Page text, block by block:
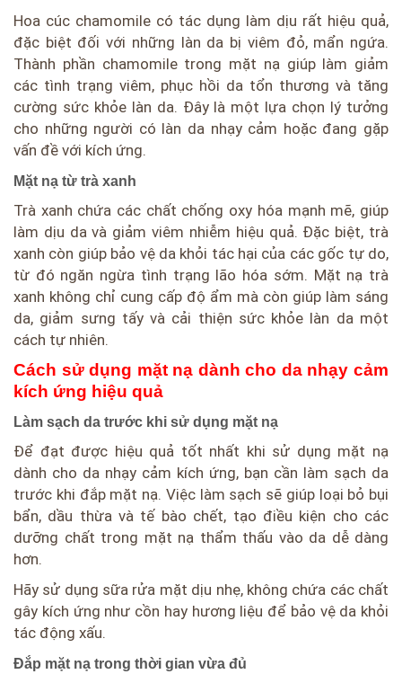
Hoa cúc chamomile có tác dụng làm dịu rất hiệu quả,
đặc biệt đối với những làn da bị viêm đỏ, mẩn ngứa.
Thành phần chamomile trong mặt nạ giúp làm giảm
các tình trạng viêm, phục hồi da tổn thương và tăng
cường sức khỏe làn da. Đây là một lựa chọn lý tưởng
cho những người có làn da nhạy cảm hoặc đang gặp
vấn đề với kích ứng.
Mặt nạ từ trà xanh
Trà xanh chứa các chất chống oxy hóa mạnh mẽ, giúp
làm dịu da và giảm viêm nhiễm hiệu quả. Đặc biệt, trà
xanh còn giúp bảo vệ da khỏi tác hại của các gốc tự do,
từ đó ngăn ngừa tình trạng lão hóa sớm. Mặt nạ trà
xanh không chỉ cung cấp độ ẩm mà còn giúp làm sáng
da, giảm sưng tấy và cải thiện sức khỏe làn da một
cách tự nhiên.
Cách sử dụng mặt nạ dành cho da nhạy cảm
kích ứng hiệu quả
Làm sạch da trước khi sử dụng mặt nạ
Để đạt được hiệu quả tốt nhất khi sử dụng mặt nạ
dành cho da nhạy cảm kích ứng, bạn cần làm sạch da
trước khi đắp mặt nạ. Việc làm sạch sẽ giúp loại bỏ bụi
bẩn, dầu thừa và tế bào chết, tạo điều kiện cho các
dưỡng chất trong mặt nạ thẩm thấu vào da dễ dàng
hơn.
Hãy sử dụng sữa rửa mặt dịu nhẹ, không chứa các chất
gây kích ứng như cồn hay hương liệu để bảo vệ da khỏi
tác động xấu.
Đắp mặt nạ trong thời gian vừa đủ